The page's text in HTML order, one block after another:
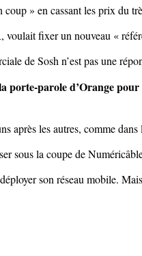
» en cassant les prix du
voulait fixer un nouveau «
de Sosh n’est pas une
porte-parole d’Orange
après les autres, comme
sous la coupe de
son réseau mobile.